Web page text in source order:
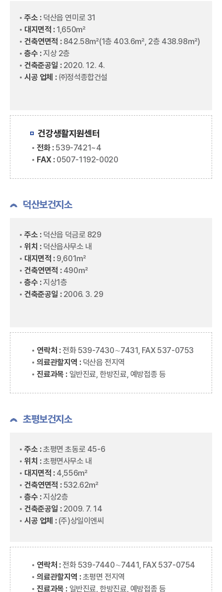
주소 : 덕산읍 연미로 31
대지면적 : 1,650㎡
건축연면적 : 842.58㎡(1층 403.6㎡, 2층 438.98㎡)
층수 :지상 2층
건축준공일 : 2020. 12. 4.
시공 업체 : ㈜정석종합건설
건강생활지원센터
전화 : 539-7421~4
FAX : 0507-1192-0020
덕산보건지소
주소 : 덕산읍 덕금로 829
위치 : 덕산읍사무소 내
대지면적 : 9,601㎡
건축연면적 : 490㎡
층수 :지상1층
건축준공일 : 2006. 3. 29
연락처 :전화 539-7430∼7431, FAX 537-0753
의료관할지역 : 덕산읍 전지역
진료과목 : 일반진료, 한방진료, 예방접종 등
초평보건지소
주소 : 초평면 초동로 45-6
위치 : 초평면사무소 내
대지면적 : 4,556㎡
건축연면적 : 532.62㎡
층수 :지상2층
건축준공일 : 2009. 7. 14
시공 업체 : (주)상일이엔씨
연락처 :전화 539-7440∼7441, FAX 537-0754
의료관할지역 :초평면 전지역
진료과목 : 일반진료, 한방진료, 예방접종 등